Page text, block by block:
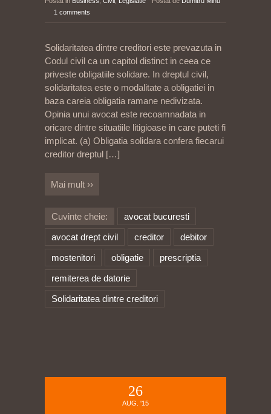
1 comments
Solidaritatea dintre creditori este prevazuta in
Codul civil ca un capitol distinct in ceea ce
priveste obligatiile solidare. In dreptul civil,
solidaritatea este o modalitate a obligatiei in
baza careia obligatia ramane nedivizata.
Opinia unui avocat este recoamnadata in
oricare dintre situatiile litigioase in care puteti fi
implicat. (a) Obligatia solidara confera fiecarui
creditor dreptul […]
Mai mult ››
Cuvinte cheie:
avocat bucuresti
avocat drept civil
creditor
debitor
mostenitori
obligatie
prescriptia
remiterea de datorie
Solidaritatea dintre creditori
26
AUG. '15